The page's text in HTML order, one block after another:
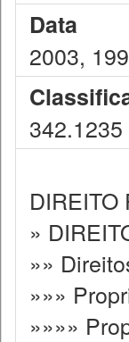
Data
2003,
342.1235
DIREITO
»
»»
»»»
»»»»